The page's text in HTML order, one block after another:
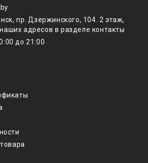
пр. Дзержинского, 104. 2 этаж,
адресов в разделе контакты
до 21:00